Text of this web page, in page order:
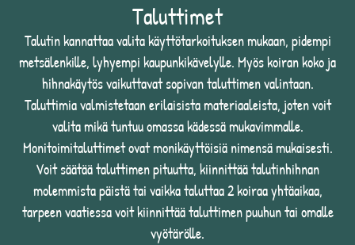
Taluttimet
Talutin kannattaa valita käyttötarkoituksen mukaan, pidempi
metsälenkille, lyhyempi kaupunkikävelylle. Myös koiran koko ja
hihnakäytös vaikuttavat sopivan taluttimen valintaan.
Taluttimia valmistetaan erilaisista materiaaleista, joten voit
valita mikä tuntuu omassa kädessä mukavimmalle.
Monitoimitaluttimet ovat monikäyttöisiä nimensä mukaisesti.
Voit säätää taluttimen pituutta, kiinnittää talutinhihnan
molemmista päistä tai vaikka taluttaa 2 koiraa yhtäaikaa,
tarpeen vaatiessa voit kiinnittää taluttimen puuhun tai omalle
vyötärölle.